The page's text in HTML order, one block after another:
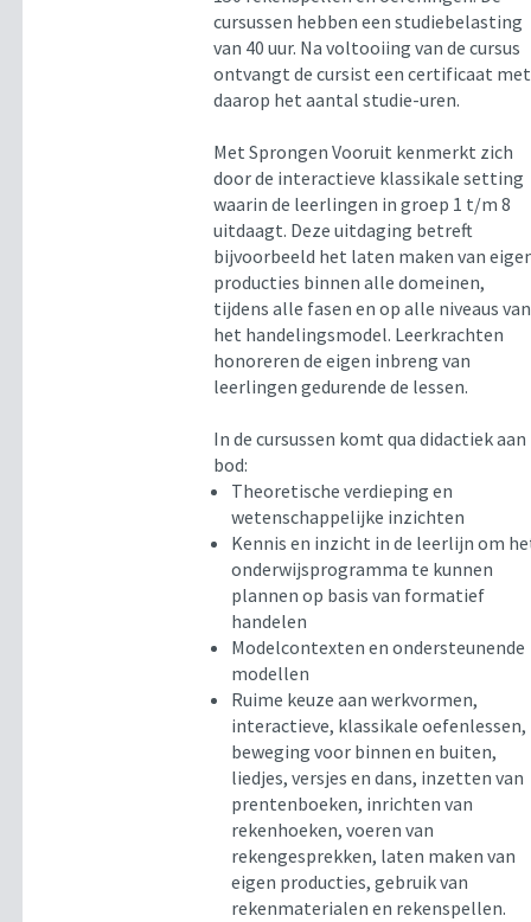
cursussen hebben een studiebelasting
van 40 uur. Na voltooiing van de cursus
ontvangt de cursist een certificaat met
daarop het aantal studie-uren.
Met Sprongen Vooruit kenmerkt zich
door de interactieve klassikale setting
waarin de leerlingen in groep 1 t/m 8
uitdaagt. Deze uitdaging betreft
bijvoorbeeld het laten maken van
producties binnen alle domeinen,
tijdens alle fasen en op alle niveaus van
het handelingsmodel. Leerkrachten
honoreren de eigen inbreng van
leerlingen gedurende de lessen.
In de cursussen komt qua didactiek aan
bod:
Theoretische verdieping en
wetenschappelijke inzichten
Kennis en inzicht in de leerlijn om
onderwijsprogramma te kunnen
plannen op basis van formatief
handelen
Modelcontexten en ondersteunende
modellen
Ruime keuze aan werkvormen,
interactieve, klassikale oefenlessen,
beweging voor binnen en buiten,
liedjes, versjes en dans, inzetten van
prentenboeken, inrichten van
rekenhoeken, voeren van
rekengesprekken, laten maken van
eigen producties, gebruik van
rekenmaterialen en rekenspellen.